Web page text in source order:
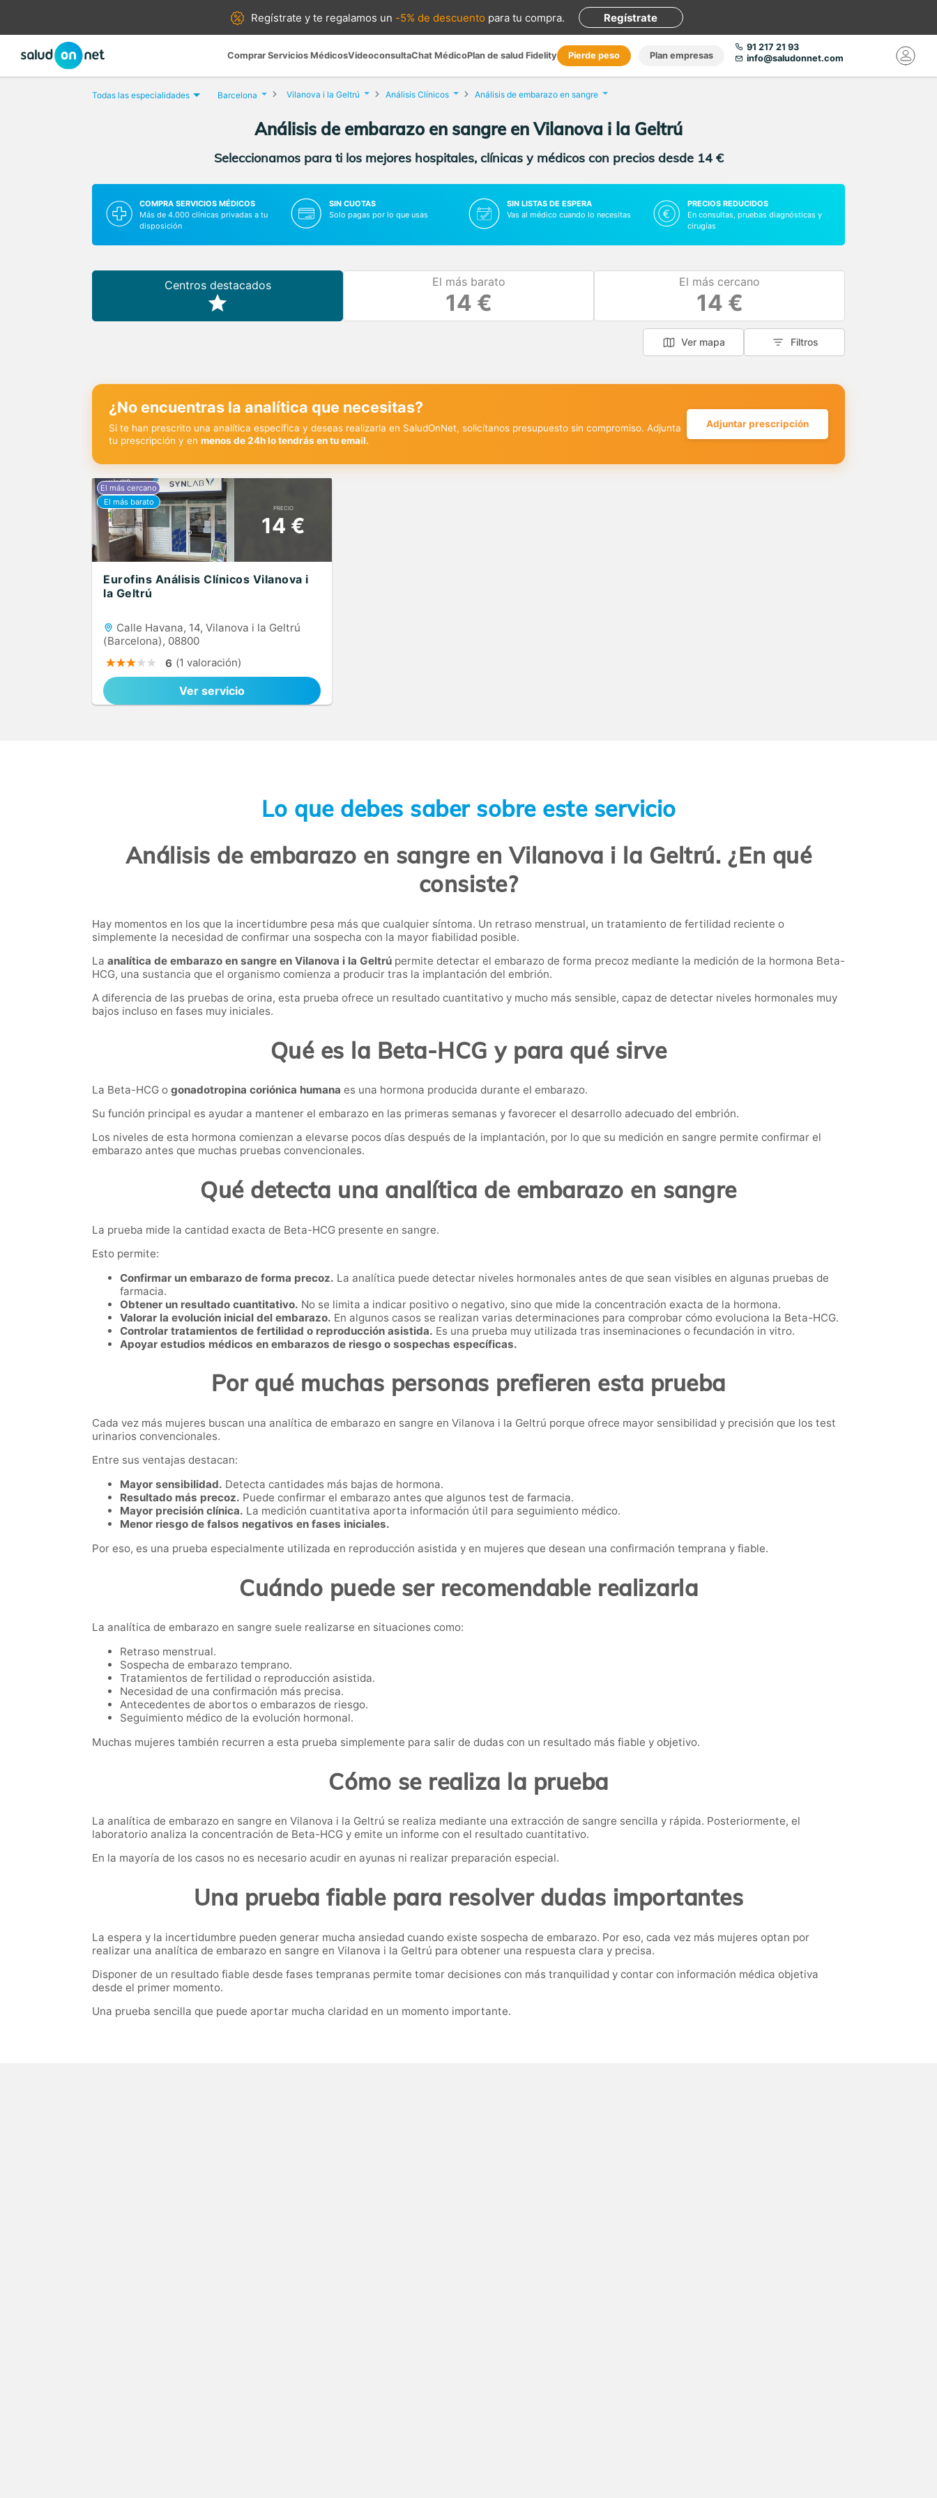
Regístrate yte regalamos un -5% de descuento para tu compra. Regístrate
Comprar Servicios MédicosVideoconsultaChat MédicoPlan de salud Fidelity Pierde peso Plan empresas
91 217 21 93
info@saludonnet.com
Todas las especialidades Barcelona Vilanova i la Geltrú Análisis Clínicos Análisis de embarazo en sangre
Análisis de embarazo en sangre en Vilanova i la Geltrú
Seleccionamos para ti los mejores hospitales, clínicas y médicos con precios desde 14 €
COMPRA SERVICIOS MÉDICOS
Más de 4.000 clínicas privadas a tu
disposición
SIN CUOTAS
Solo pagas por lo que usas
SIN LISTAS DE ESPERA
Vas al médico cuando lo necesitas
PRECIOS REDUCIDOS
En consultas, pruebas diagnósticas y
cirugías
Centros destacados El más barato
14 €
El más cercano
14 €
Ver mapa Filtros
¿No encuentras la analítica que necesitas?
Si te han prescrito una analítica específica y deseas realizarla en SaludOnNet, solicítanos presupuesto sin compromiso. Adjunta
tu prescripción y en menos de 24h lo tendrás en tu email.
Adjuntar prescripción
PRECIO
14 €
Eurofins Análisis Clínicos Vilanova i
la Geltrú
Calle Havana, 14, Vilanova i la Geltrú
(Barcelona), 08800
6 (1 valoración)
Ver servicio
Lo que debes saber sobre este servicio
Análisis de embarazo en sangre en Vilanova i la Geltrú. ¿En qué
consiste?
Hay momentos en los que la incertidumbre pesa más que cualquier síntoma. Un retraso menstrual, un tratamiento de fertilidad reciente o
simplemente la necesidad de confirmar una sospecha con la mayor fiabilidad posible.
La analítica de embarazo en sangre en Vilanova i la Geltrú permite detectar el embarazo de forma precoz mediante la medición de la hormona Beta-
HCG, una sustancia que el organismo comienza a producir tras la implantación del embrión.
A diferencia de las pruebas de orina, esta prueba ofrece un resultado cuantitativo y mucho más sensible, capaz de detectar niveles hormonales muy
bajos incluso en fases muy iniciales.
Qué es la Beta-HCG y para qué sirve
La Beta-HCG o gonadotropina coriónica humana es una hormona producida durante el embarazo.
Su función principal es ayudar a mantener el embarazo en las primeras semanas y favorecer el desarrollo adecuado del embrión.
Los niveles de esta hormona comienzan a elevarse pocos días después de la implantación, por lo que su medición en sangre permite confirmar el
embarazo antes que muchas pruebas convencionales.
Qué detecta una analítica de embarazo en sangre
La prueba mide la cantidad exacta de Beta-HCG presente en sangre.
Esto permite:
Confirmar un embarazo de forma precoz. La analítica puede detectar niveles hormonales antes de que sean visibles en algunas pruebas de
farmacia.
Obtener un resultado cuantitativo. No se limita a indicar positivo o negativo, sino que mide la concentración exacta de la hormona.
Valorar la evolución inicial del embarazo. En algunos casos se realizan varias determinaciones para comprobar cómo evoluciona la Beta-HCG.
Controlar tratamientos de fertilidad o reproducción asistida. Es una prueba muy utilizada tras inseminaciones o fecundación in vitro.
Apoyar estudios médicos en embarazos de riesgo o sospechas específicas.
Por qué muchas personas prefieren esta prueba
Cada vez más mujeres buscan una analítica de embarazo en sangre en Vilanova i la Geltrú porque ofrece mayor sensibilidad y precisión que los test
urinarios convencionales.
Entre sus ventajas destacan:
Mayor sensibilidad. Detecta cantidades más bajas de hormona.
Resultado más precoz. Puede confirmar el embarazo antes que algunos test de farmacia.
Mayor precisión clínica. La medición cuantitativa aporta información útil para seguimiento médico.
Menor riesgo de falsos negativos en fases iniciales.
Por eso, es una prueba especialmente utilizada en reproducción asistida y en mujeres que desean una confirmación temprana y fiable.
Cuándo puede ser recomendable realizarla
La analítica de embarazo en sangre suele realizarse en situaciones como:
Retraso menstrual.
Sospecha de embarazo temprano.
Tratamientos de fertilidad o reproducción asistida.
Necesidad de una confirmación más precisa.
Antecedentes de abortos o embarazos de riesgo.
Seguimiento médico de la evolución hormonal.
Muchas mujeres también recurren a esta prueba simplemente para salir de dudas con un resultado más fiable y objetivo.
Cómo se realiza la prueba
La analítica de embarazo en sangre en Vilanova i la Geltrú se realiza mediante una extracción de sangre sencilla y rápida. Posteriormente, el
laboratorio analiza la concentración de Beta-HCG y emite un informe con el resultado cuantitativo.
En la mayoría de los casos no es necesario acudir en ayunas ni realizar preparación especial.
Una prueba fiable para resolver dudas importantes
La espera y la incertidumbre pueden generar mucha ansiedad cuando existe sospecha de embarazo. Por eso, cada vez más mujeres optan por
realizar una analítica de embarazo en sangre en Vilanova i la Geltrú para obtener una respuesta clara y precisa.
Disponer de un resultado fiable desde fases tempranas permite tomar decisiones con más tranquilidad y contar con información médica objetiva
desde el primer momento.
Una prueba sencilla que puede aportar mucha claridad en un momento importante.